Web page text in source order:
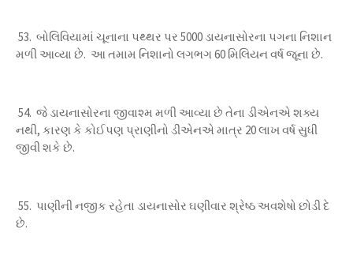
53. બોલિવિયામાં ચૂનાના પથ્થર પર 5000 ડાયનાસોરના પગના નિશાન
મળી આવ્યા છે. આ તમામ નિશાનો લગભગ 60 મિલિયન વર્ષ જૂના છે.
54. જે ડાયનાસોરના જીવાશ્મ મળી આવ્યા છે તેના ડીએનએ શક્ય
નથી, કારણ કે કોઈપણ પ્રાણીનો ડીએનએ માત્ર 20 લાખ વર્ષ સુધી
જીવી શકે છે.
55. પાણીની નજીક રહેતા ડાયનાસોર ઘણીવાર શ્રેષ્ઠ અવશેષો છોડી દે
છે.